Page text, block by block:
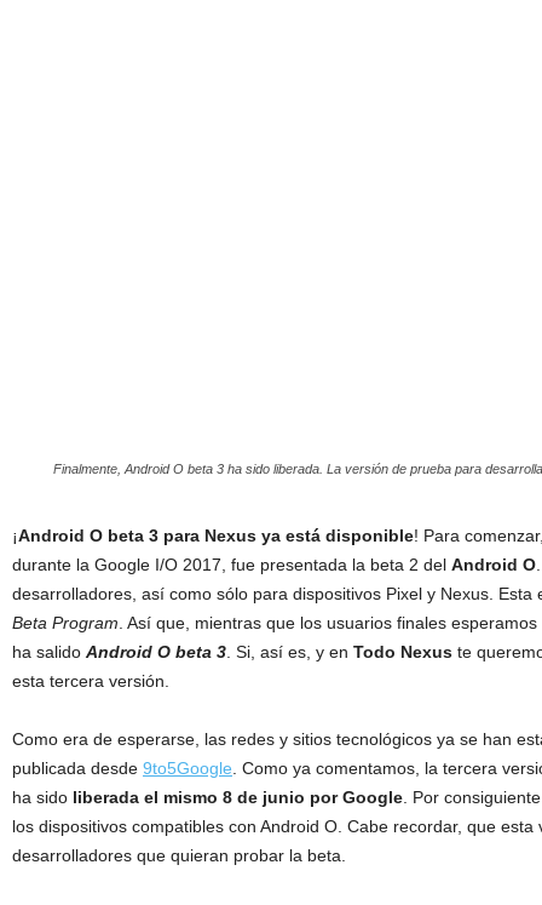
Finalmente, Android O beta 3 ha sido liberada. La versión de prueba para
¡Android O beta 3 para Nexus ya está disponible! Para
durante la Google I/O 2017, fue presentada la beta 2 del Android O
desarrolladores, así como sólo para dispositivos Pixel y Nexus.
Beta Program . Así que, mientras que los usuarios finales
ha salido Android O beta 3 . Si, así es, y en Todo Nexus te
esta tercera versión.
Como era de esperarse, las redes y sitios tecnológicos ya se han
publicada desde 9to5Google . Como ya comentamos, la tercera
ha sido liberada el mismo 8 de junio por Google . Por
los dispositivos compatibles con Android O. Cabe recordar, que
desarrolladores que quieran probar la beta.